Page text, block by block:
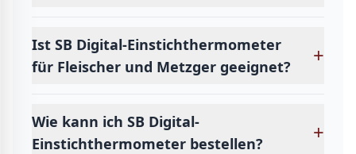
Ist SB Digital-Einstichthermometer
für Fleischer und Metzger geeignet?
+
Wie kann ich SB Digital-
Einstichthermometer bestellen?
+